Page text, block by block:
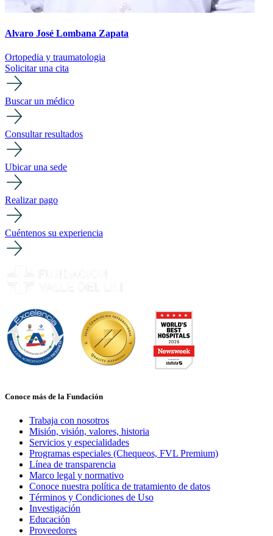
Alvaro José Lombana Zapata
Ortopedia y traumatologia
Solicitar una cita
Buscar un médico
Consultar resultados
Ubicar una sede
Realizar pago
Cuéntenos su experiencia
Conoce más de la Fundación
Trabaja con nosotros
Misión, visión, valores, historia
Servicios y especialidades
Programas especiales (Chequeos, FVL Premium)
Línea de transparencia
Marco legal y normativo
Conoce nuestra política de tratamiento de datos
Términos y Condiciones de Uso
Investigación
Educación
Proveedores